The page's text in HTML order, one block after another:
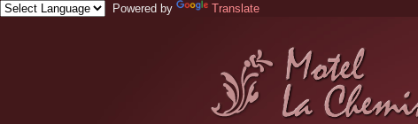
Powered by Translate